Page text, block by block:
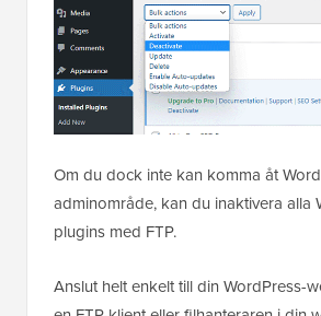
Om du dock inte kan komma åt
adminområde, kan du inaktivera alla
plugins med FTP.
Anslut helt enkelt till din WordPress-